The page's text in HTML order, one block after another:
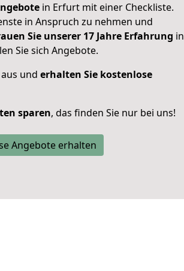
in Erfurt mit einer Checkliste.
in Anspruch zu nehmen und
Sie unserer 17 Jahre Erfahrung in
Sie sich Angebote.
und erhalten Sie kostenlose
sparen, das finden Sie nur bei uns!
Angebote erhalten